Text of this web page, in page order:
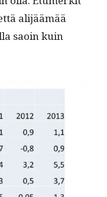
ali­jäämää
saoin kuin